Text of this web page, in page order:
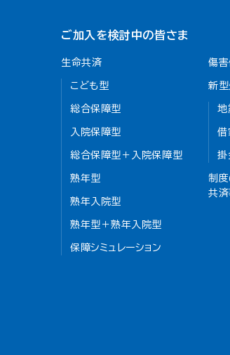
ご加入を検討中の皆さま
生命共済
こども型
総合保障型
入院保障型
総合保障型＋入院保障型
熟年型
熟年入院型
熟年型＋熟年入院型
保障シミュレーション
傷
新
地
借
掛
制度
共